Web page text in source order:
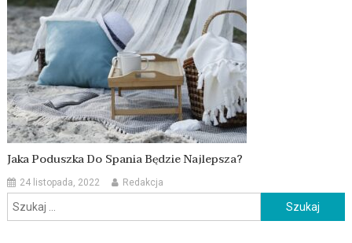
Jaka Poduszka Do Spania Będzie Najlepsza?
24 listopada, 2022 Redakcja
Szukaj: